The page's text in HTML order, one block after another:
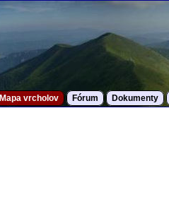
Mapa vrcholov Fórum Dokumenty